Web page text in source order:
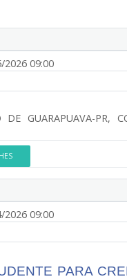
2026 09:00
GUARAPUAVA-PR,
2026 09:00
PARA